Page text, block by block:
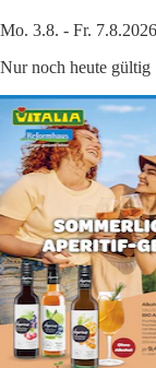
Mo. 3.8. - Fr. 7.8.2026
Nur noch heute gültig